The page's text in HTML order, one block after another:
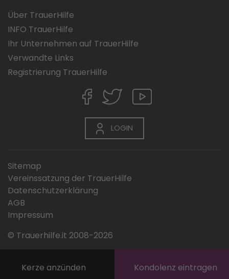
Kerze anzünden Kondolenz eintragen
Über TrauerHilfe
INFO TrauerHilfe
Ihr Unternehmen auf TrauerHilfe
Verwandte Links
Registrierung TrauerHilfe
LOGIN
Sitemap
Vereinssatzung der TrauerHilfe
Datenschutzerklärung
AGB
Impressum
© Trauerhilfe.it 2008-2026